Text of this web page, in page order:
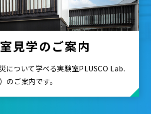
見学のご案内
について学べる実験室PLUSCO Lab.
のご案内です。